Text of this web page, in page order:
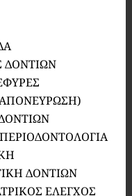
ΔΟΝΤΙΩΝ
ΔΟΝΤΙΩΝ
ΕΛΕΓΧΟΣ